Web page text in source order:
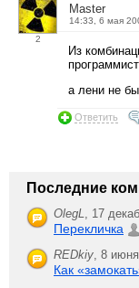
2
Master
14:33, 6 мая
Из
а лени не
Ответить
Последние
OlegL, 17
Перекличка
REDkiy, 8
Как